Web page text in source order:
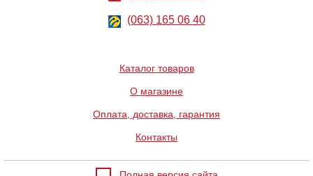
(063) 165 06 40
Каталог товаров
О магазине
Оплата, доставка, гарантия
Контакты